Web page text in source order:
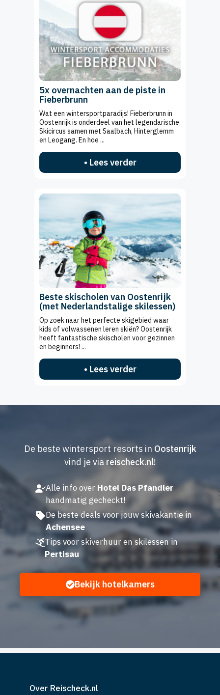
5x overnachten aan de piste in
Fieberbrunn
Wat een wintersportparadijs! Fieberbrunn in
Oostenrijk is onderdeel van het legendarische
Skicircus samen met Saalbach, Hinterglemm
en Leogang. En hoe ...
• Lees verder
Beste skischolen van Oostenrijk
(met Nederlandstalige skilessen)
Op zoek naar het perfecte skigebied waar
kids of volwassenen leren skiën? Oostenrijk
heeft fantastische skischolen voor gezinnen
en beginners! ...
• Lees verder
De beste wintersport resorts in Oostenrijk
vind je viareischeck.nl!
Alle info over Hotel Das Pfandler
handmatig gecheckt!
De beste deals voor jouw skivakantie in
Achensee
Tips voor skiverhuur en skilessen in
Pertisau
Bekijk hotelkamers
Over Reischeck.nl